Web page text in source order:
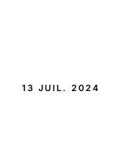
13 JUIL. 2024